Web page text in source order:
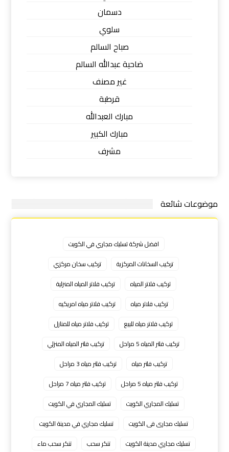
دسمان
سلوي
صباح السالم
ضاحية عبدالله السالم
غير مصنف
قرطبة
مبارك العبدالله
مبارك الكبير
مشرف
موضوعات شائعة
افضل شركة تسليك مجاري في الكويت
تركيب السخانات المركزية
تركيب سخان مركزي
تركيب فلاتر المياه
تركيب فلاتر المياه المنزلية
تركيب فلاتر مياه
تركيب فلاتر مياه امريكيه
تركيب فلاتر مياه للبيع
تركيب فلاتر مياه للمنازل
تركيب فلتر المياه 5 مراحل
تركيب فلتر المياه المنزلي
تركيب فلتر مياه
تركيب فلتر مياه 3 مراحل
تركيب فلتر مياه 5 مراحل
تركيب فلتر مياه 7 مراحل
تسليك المجاري الكويت
تسليك المجاري في الكويت
تسليك مجارى فى الكويت
تسليك مجاري في مدينة الكويت
تسليك مجاري مدينة الكويت
تنكر سحب
تنكر سحب ماء